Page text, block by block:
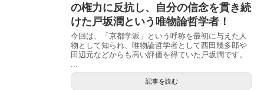
の権力に反抗し、自分の信念を貫き続
けた戸坂潤という唯物論哲学者！
今回は、「京都学派」という呼称を最初に与えた人
物として知られ、唯物論哲学者として西田幾多郎や
田辺元などからも高い評価を得ていた戸坂潤です。
記事を読む